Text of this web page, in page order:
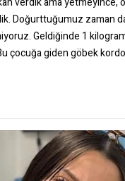
Doğurttuğumuz zaman
Geldiğinde 1
çocuğa giden göbek